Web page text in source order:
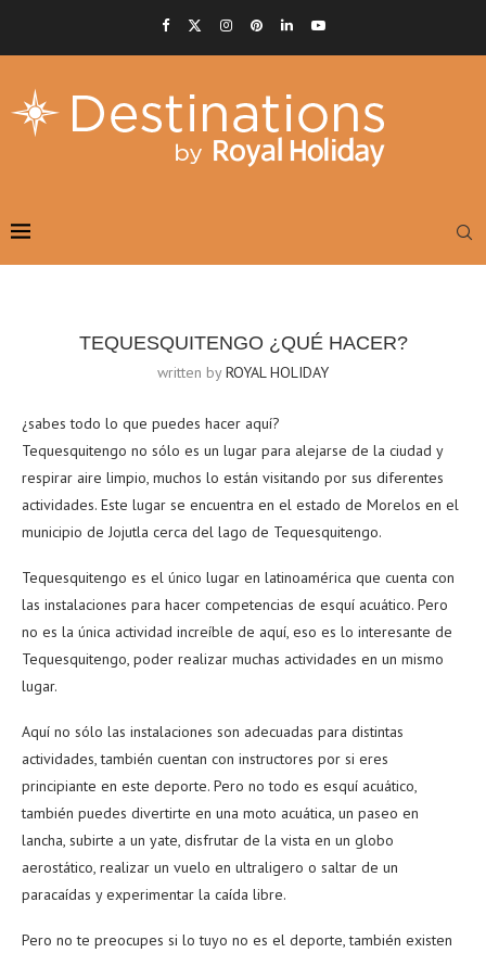
TEQUESQUITENGO ¿QUÉ HACER?
written byROYAL HOLIDAY
¿sabes todo lo que puedes hacer aquí?
Tequesquitengo no sólo es un lugar para alejarse de la ciudad y
respirar aire limpio, muchos lo están visitando por sus diferentes
actividades. Este lugar se encuentra en el estado de Morelos en el
municipio de Jojutla cerca del lago de Tequesquitengo.
Tequesquitengo es el único lugar en latinoamérica que cuenta con
las instalaciones para hacer competencias de esquí acuático. Pero
no es la única actividad increíble de aquí, eso es lo interesante de
Tequesquitengo, poder realizar muchas actividades en un mismo
lugar.
Aquí no sólo las instalaciones son adecuadas para distintas
actividades, también cuentan con instructores por si eres
principiante en este deporte. Pero no todo es esquí acuático,
también puedes divertirte en una moto acuática, un paseo en
lancha, subirte a un yate, disfrutar de la vista en un globo
aerostático, realizar un vuelo en ultraligero o saltar de un
paracaídas y experimentar la caída libre.
Pero no te preocupes si lo tuyo no es el deporte, también existen